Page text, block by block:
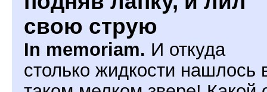
свою струю
In memoriam. И откуда
столько жидкости нашлось